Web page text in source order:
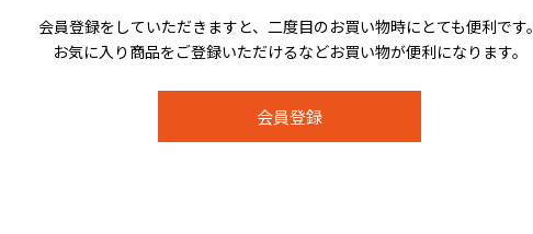
会員登録をしていただきますと、二度目のお買い物時にとても便利です。
お気に入り商品をご登録いただけるなどお買い物が便利になります。
会員登録